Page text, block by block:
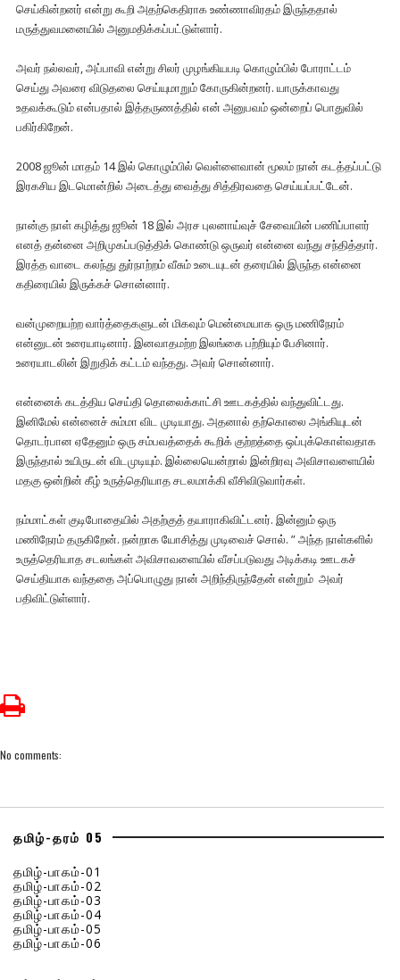
செய்கின்றனர் என்று கூறி அதற்கெதிராக உண்ணாவிரதம் இருந்ததால்
மருத்துவமனையில் அனுமதிக்கப்பட்டுள்ளார்.
அவர் நல்லவர், அப்பாவி என்று சிலர் முழங்கியபடி கொழும்பில் போராட்டம்
செய்து அவரை விடுதலை செய்யுமாறும் கோருகின்றனர். யாருக்காவது
உதவக்கூடும் என்பதால் இத்தருணத்தில் என் அனுபவம் ஒன்றைப் பொதுவில்
பகிர்கிறேன்.
2008 ஜூன் மாதம் 14 இல் கொழும்பில் வெள்ளைவான் மூலம் நான் கடத்தப்பட்டு
இரகசிய இடமொன்றில் அடைத்து வைத்து சித்திரவதை செய்யப்பட்டேன்.
நான்கு நாள் கழித்து ஜூன் 18 இல் அரச புலனாய்வுச் சேவையின் பணிப்பாளர்
எனத் தன்னை அறிமுகப்படுத்திக் கொண்டு ஒருவர் என்னை வந்து சந்தித்தார்.
இரத்த வாடை கலந்து துர்நாற்றம் வீசும் உடையுடன் தரையில் இருந்த என்னை
கதிரையில் இருக்கச் சொன்னார்.
வன்முறையற்ற வார்த்தைகளுடன் மிகவும் மென்மையாக ஒரு மணிநேரம்
என்னுடன் உரையாடினார். இனவாதமற்ற இலங்கை பற்றியும் பேசினார்.
உரையாடலின் இறுதிக் கட்டம் வந்தது. அவர் சொன்னார்.
என்னைக் கடத்திய செய்தி தொலைக்காட்சி ஊடகத்தில் வந்துவிட்டது.
இனிமேல் என்னைச் சும்மா விட முடியாது. அதனால் தற்கொலை அங்கியுடன்
தொடர்பான ஏதேனும் ஒரு சம்பவத்தைக் கூறிக் குற்றத்தை ஒப்புக்கொள்வதாக
இருந்தால் உயிருடன் விடமுடியும். இல்லையென்றால் இன்றிரவு அவிசாவளையில்
மதகு ஒன்றின் கீழ் உருத்தெரியாத சடலமாக்கி வீசிவிடுவார்கள்.
நம்மாட்கள் குடிபோதையில் அதற்குத் தயாராகிவிட்டனர். இன்னும் ஒரு
மணிநேரம் தருகிறேன். நன்றாக யோசித்து முடிவைச் சொல். ” அந்த நாள்களில்
உருத்தெரியாத சடலங்கள் அவிசாவளையில் வீசப்படுவது அடிக்கடி ஊடகச்
செய்தியாக வந்ததை அப்பொழுது நான் அறிந்திருந்தேன் என்றும் அவர்
பதிவிட்டுள்ளார்.
No comments:
தமிழ்-தரம் 05
தமிழ்-பாகம்-01
தமிழ்-பாகம்-02
தமிழ்-பாகம்-03
தமிழ்-பாகம்-04
தமிழ்-பாகம்-05
தமிழ்-பாகம்-06